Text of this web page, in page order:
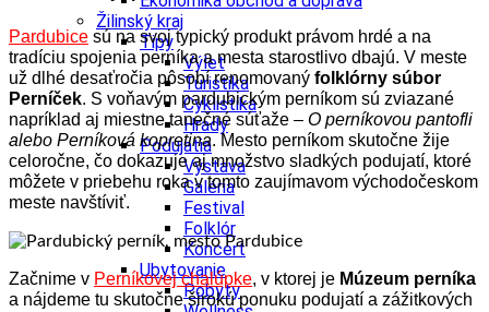
Žilinský kraj
Tipy
Výlet
Turistika
Cyklistika
Hrady
Podujatia
Výstava
Galéria
Festival
Folklór
Koncert
Ubytovanie
Pobyty
Pardubice sú na svoj typický produkt právom hrdé a na
tradíciu spojenia perníka a mesta starostlivo dbajú. V meste
už dlhé desaťročia pôsobí renomovaný folklórny súbor
Perníček. S voňavým pardubickým perníkom sú zviazané
napríklad aj miestne tanečné súťaže – O perníkovou pantofli
alebo Perníková kopretina. Mesto perníkom skutočne žije
celoročne, čo dokazuje aj množstvo sladkých podujatí, ktoré
môžete v priebehu roka v tomto zaujímavom východočeskom
meste navštíviť.
Začnime v Perníkovej chalúpke, v ktorej je Múzeum perníka
a nájdeme tu skutočne širokú ponuku podujatí a zážitkových